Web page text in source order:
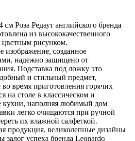
Роза Редаут английского бренда
из высококачественного
цветным рисунком.
изображение, созданное
надежно защищено от
Подставка под ложку это
и стильный предмет,
время приготовления горячих
на столе в классическом и
кухни, наполняя любимый дом
легко очищаются при ручной
их влажной салфеткой.
продукция, великолепные дизайны
успеха бренда Leonardo